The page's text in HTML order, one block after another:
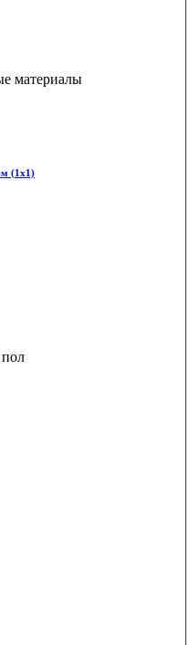
материалы
(1х1)